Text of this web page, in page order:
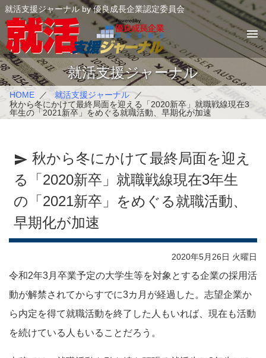
就活支援ジャーナル by 優良成長企業認定委員会
menu
就活支援ジャーナル
HOME
就活支援ジャーナル
秋から冬にかけて最終局面を迎える「2020新卒」就職戦線現在3
年生の「2021新卒」をめぐる就職活動、早期化が加速
send 秋から冬にかけて最終局面を迎え
る「2020新卒」就職戦線現在3年生
の「2021新卒」をめぐる就職活動、
早期化が加速
2020年5月26日 火曜日
令和2年3月卒業予定の大学生等を対象とする企業の採用活
動が解禁されてからすでに3カ月が経過した。志望企業か
ら内定を得て就職活動を終了した人もいれば、現在も活動
を続けている人もいることだろう。